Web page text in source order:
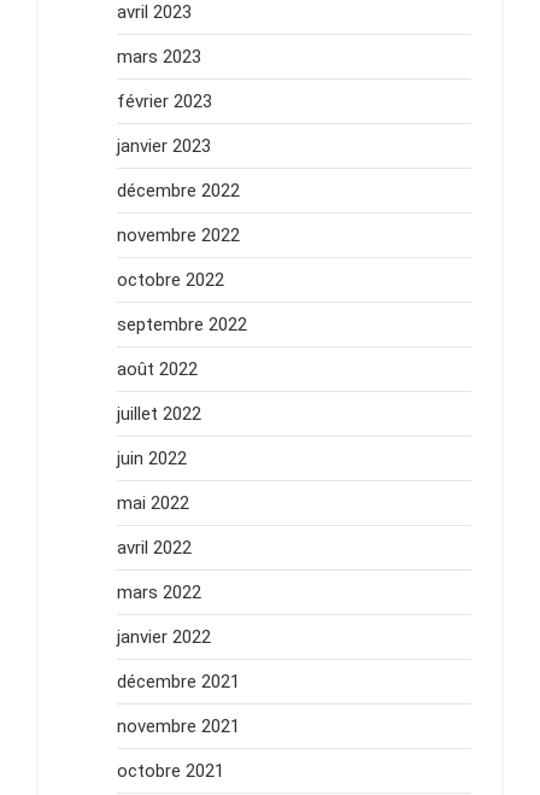
avril 2023
mars 2023
février 2023
janvier 2023
décembre 2022
novembre 2022
octobre 2022
septembre 2022
août 2022
juillet 2022
juin 2022
mai 2022
avril 2022
mars 2022
janvier 2022
décembre 2021
novembre 2021
octobre 2021